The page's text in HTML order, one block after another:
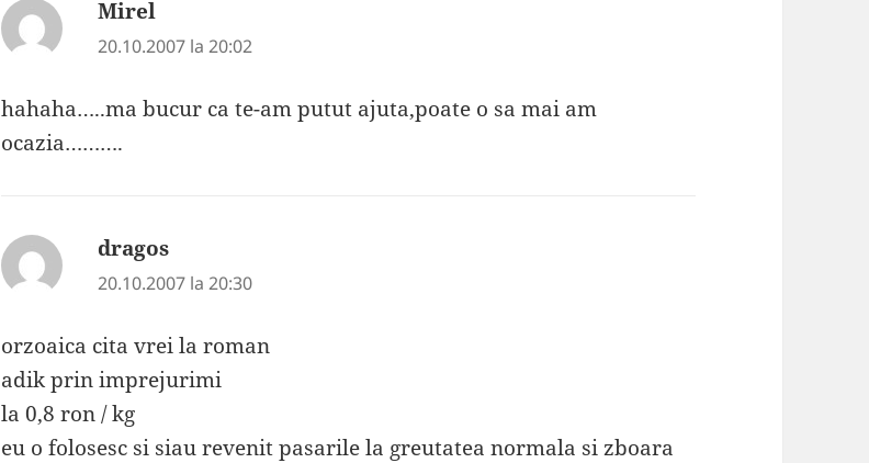
Mirel
20.10.2007 la 20:02
hahaha…..ma bucur ca te-am putut ajuta,poate o sa mai am
ocazia……….
dragos
20.10.2007 la 20:30
orzoaica cita vrei la roman
adik prin imprejurimi
la 0,8 ron / kg
eu o folosesc si siau revenit pasarile la greutatea normala si zboara